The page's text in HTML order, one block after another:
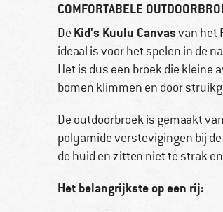
COMFORTABELE
De Kid's Kuulu Canvasvan het
ideaal is voor het spelen in de
Het is dus een broek die kleine
bomen klimmen en door
De outdoorbroek is gemaakt
polyamide verstevigingen bij
de huid en zitten niet te strak
Het belangrijkste op een rij: